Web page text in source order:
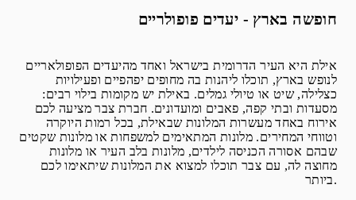
חופשה בארץ - יעדים פופולריים
אילת היא העיר הדרומית בישראל ואחד מהיעדים הפופולאריים
לנופש בארץ, תוכלו ליהנות בה מחופים יפהפיים ופעילויות
כצלילה, שיט או טיולי גמלים. באילת יש מקומות בילוי רבים:
מסעדות ובתי קפה, פאבים ומועדונים. חברת צבר מציעה לכם
אירוח באחד מעשרות המלונות שבאילת, בכל רמות היוקרה
וטווחי המחירים. מלונות המתאימים למשפחות או מלונות שקטים
שבהם אסורה הכניסה לילדים, מלונות בלב העיר או מלונות
מחוצה לה, עם צבר תוכלו למצוא את המלונות שיתאימו לכם
ביותר.